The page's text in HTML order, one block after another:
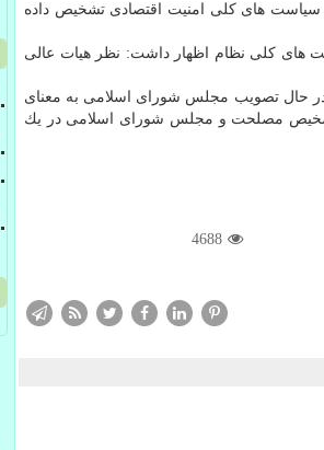
بند پ ماده 2 مغایر سیاست های كلی امنیت اقتصادی تشخیص داده
های كلی نظام اظهار داشت: نظر هیات عالی
در حال تصویب مجلس شورای اسلامی به معنای
تشخیص مصلحت و مجلس شورای اسلامی در یك
4688